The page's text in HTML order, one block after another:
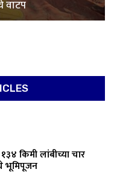
वाटप
किमी लांबीच्या चार
भूमिपूजन